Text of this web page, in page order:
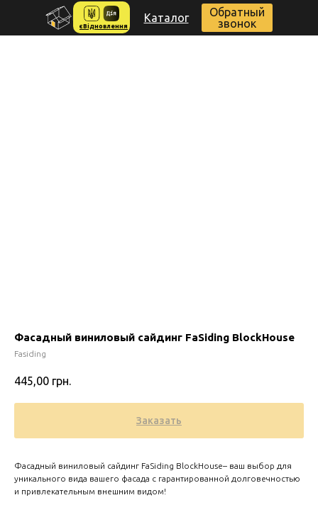
Каталог
Обратный
звонок
єВідновлення
Фасадный виниловый сайдинг FaSiding BlockHouse
Fasiding
445,00 грн.
Заказать
Фасадный виниловый сайдинг FaSiding BlockHouse– ваш выбор для
уникального вида вашего фасада с гарантированной долговечностью
и привлекательным внешним видом!